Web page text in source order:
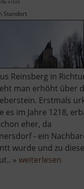
41026
Standort
Reinsberg in
man erhöht über
Erstmals
es im Jahre 1218,
eher, da
- ein
wurde und zu
» weiterlesen